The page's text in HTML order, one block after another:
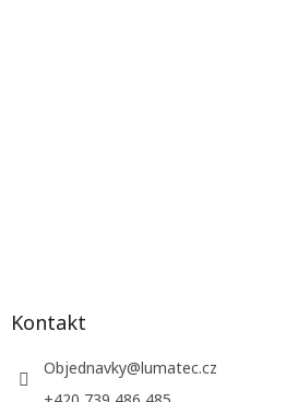
Kontakt
Objednavky@lumatec.cz